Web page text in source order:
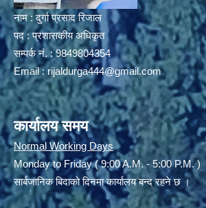
नाम : दुर्गा प्रसाद रिजाल
पद : प्रशासकीय अधिकृत
सम्पर्क नं. : 9849804354
Email : rijaldurga444@gmail.com
कार्यालय समय
Normal Working Days
Monday to Friday ( 9:00 A.M. - 5:00 P.M. )
सार्बजानिक बिदाको दिनमा कार्यालय बन्द रहने छ ।